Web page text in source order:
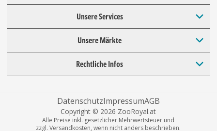
Unsere Services
Unsere Märkte
Rechtliche Infos
DatenschutzImpressumAGB
Copyright © 2026 ZooRoyal.at
Alle Preise inkl. gesetzlicher Mehrwertsteuer und
zzgl. Versandkosten, wenn nicht anders beschrieben.